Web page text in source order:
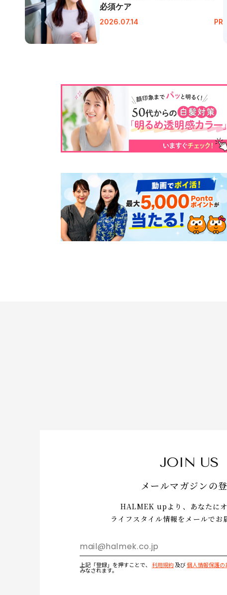
必須ケア
2026.07.14 PR
JOIN US
メールマガジンの
HALMEK upより、あなたに
ライフスタイル情報をメールでお
上記「登録」を押すことで、 利用規約及び個人情報保護の
みなされます。